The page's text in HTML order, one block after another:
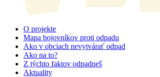
O projekte
Mapa bojovníkov proti odpadu
Ako v obciach nevytvárať odpad
Ako na to?
Z týchto faktov odpadneš
Aktuality